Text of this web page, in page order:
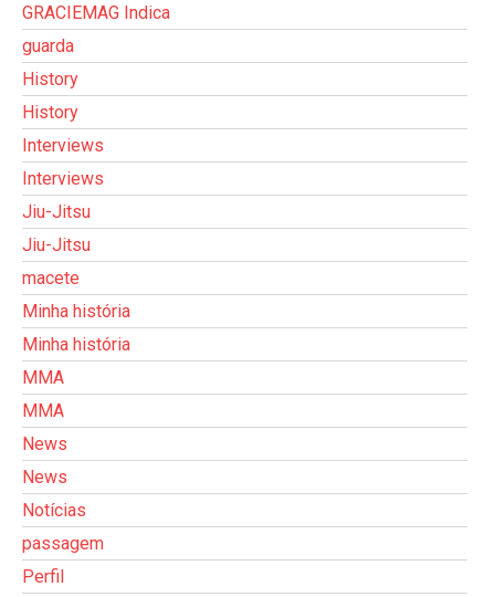
GRACIEMAG Indica
guarda
History
History
Interviews
Interviews
Jiu-Jitsu
Jiu-Jitsu
macete
Minha história
Minha história
MMA
MMA
News
News
Notícias
passagem
Perfil